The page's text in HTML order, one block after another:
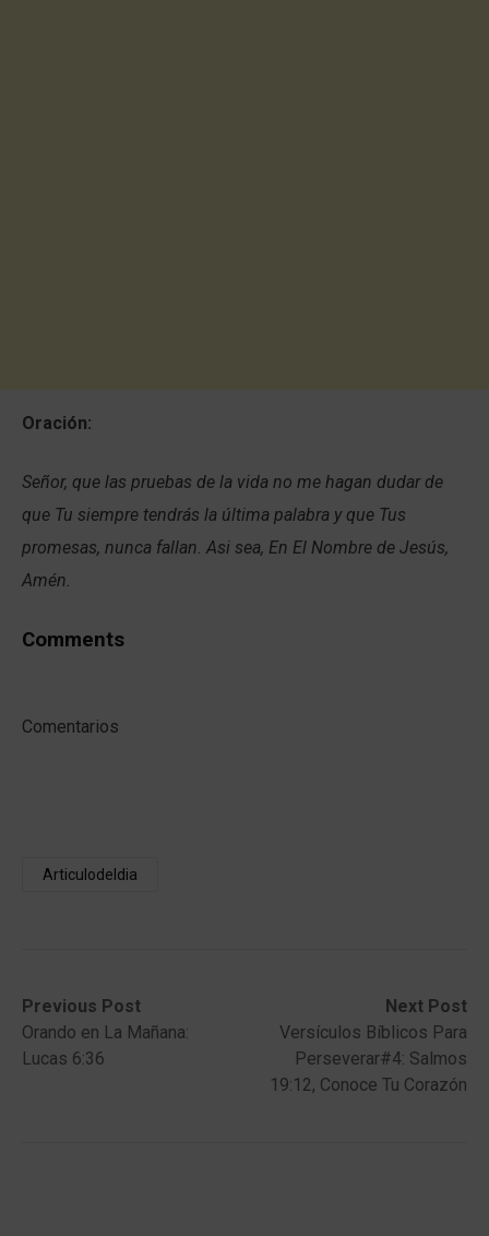
Oración:
Señor, que las pruebas de la vida no me hagan dudar de
que Tu siempre tendrás la última palabra y que Tus
promesas, nunca fallan. Asi sea, En El Nombre de Jesús,
Amén.
Comments
Comentarios
Articulodeldia
Post
navigation
Previous Post
Previous
post:Orando en La Mañana:
Lucas 6:36
Next Post
Next
post:
Versículos Bíblicos Para
Perseverar#4: Salmos
19:12, Conoce Tu Corazón